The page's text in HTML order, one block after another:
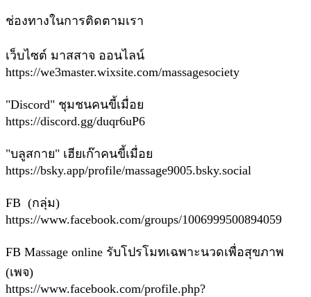
ช่องทางในการติดตามเรา
เว็บไซต์ มาสสาจ ออนไลน์
https://we3master.wixsite.com/massagesociety
"Discord" ชุมชนคนขี้เมื่อย
https://discord.gg/duqr6uP6
"บลูสกาย" เฮียเก๊าคนขี้เมื่อย
https://bsky.app/profile/massage9005.bsky.social
FB (กลุ่ม)
https://www.facebook.com/groups/1006999500894059
FB Massage online รับโปรโมทเฉพาะนวดเพื่อสุขภาพ
(เพจ)
https://www.facebook.com/profile.php?